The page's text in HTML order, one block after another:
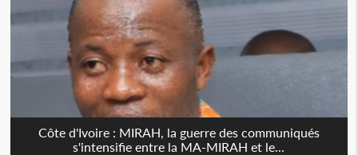
Côte d'Ivoire : MIRAH, la guerre des communiqués
s'intensifie entre la MA-MIRAH et le...